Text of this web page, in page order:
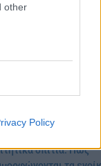
other
Policy
σπίτια: Πώς